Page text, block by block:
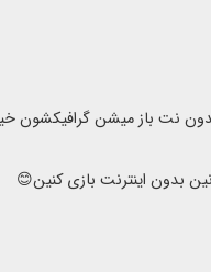
نت باز میشن گرافیکشون